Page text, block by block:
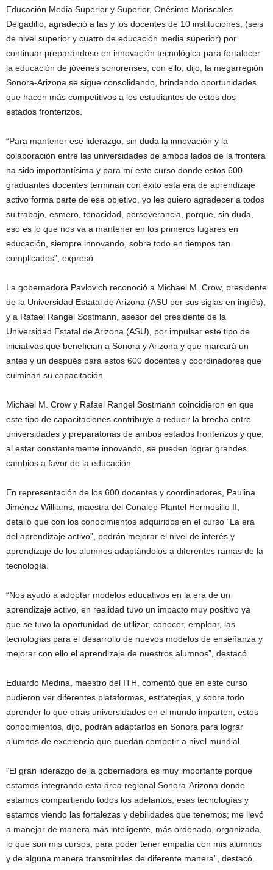
Educación Media Superior y Superior, Onésimo Mariscales
Delgadillo, agradeció a las y los docentes de 10 instituciones, (seis
de nivel superior y cuatro de educación media superior) por
continuar preparándose en innovación tecnológica para fortalecer
la educación de jóvenes sonorenses; con ello, dijo, la megarregión
Sonora-Arizona se sigue consolidando, brindando oportunidades
que hacen más competitivos a los estudiantes de estos dos
estados fronterizos.
“Para mantener ese liderazgo, sin duda la innovación y la
colaboración entre las universidades de ambos lados de la frontera
ha sido importantísima y para mí este curso donde estos 600
graduantes docentes terminan con éxito esta era de aprendizaje
activo forma parte de ese objetivo, yo les quiero agradecer a todos
su trabajo, esmero, tenacidad, perseverancia, porque, sin duda,
eso es lo que nos va a mantener en los primeros lugares en
educación, siempre innovando, sobre todo en tiempos tan
complicados”, expresó.
La gobernadora Pavlovich reconoció a Michael M. Crow, presidente
de la Universidad Estatal de Arizona (ASU por sus siglas en inglés),
y a Rafael Rangel Sostmann, asesor del presidente de la
Universidad Estatal de Arizona (ASU), por impulsar este tipo de
iniciativas que benefician a Sonora y Arizona y que marcará un
antes y un después para estos 600 docentes y coordinadores que
culminan su capacitación.
Michael M. Crow y Rafael Rangel Sostmann coincidieron en que
este tipo de capacitaciones contribuye a reducir la brecha entre
universidades y preparatorias de ambos estados fronterizos y que,
al estar constantemente innovando, se pueden lograr grandes
cambios a favor de la educación.
En representación de los 600 docentes y coordinadores, Paulina
Jiménez Williams, maestra del Conalep Plantel Hermosillo II,
detalló que con los conocimientos adquiridos en el curso “La era
del aprendizaje activo”, podrán mejorar el nivel de interés y
aprendizaje de los alumnos adaptándolos a diferentes ramas de la
tecnología.
“Nos ayudó a adoptar modelos educativos en la era de un
aprendizaje activo, en realidad tuvo un impacto muy positivo ya
que se tuvo la oportunidad de utilizar, conocer, emplear, las
tecnologías para el desarrollo de nuevos modelos de enseñanza y
mejorar con ello el aprendizaje de nuestros alumnos”, destacó.
Eduardo Medina, maestro del ITH, comentó que en este curso
pudieron ver diferentes plataformas, estrategias, y sobre todo
aprender lo que otras universidades en el mundo imparten, estos
conocimientos, dijo, podrán adaptarlos en Sonora para lograr
alumnos de excelencia que puedan competir a nivel mundial.
“El gran liderazgo de la gobernadora es muy importante porque
estamos integrando esta área regional Sonora-Arizona donde
estamos compartiendo todos los adelantos, esas tecnologías y
estamos viendo las fortalezas y debilidades que tenemos; me llevó
a manejar de manera más inteligente, más ordenada, organizada,
lo que son mis cursos, para poder tener empatía con mis alumnos
y de alguna manera transmitirles de diferente manera”, destacó.